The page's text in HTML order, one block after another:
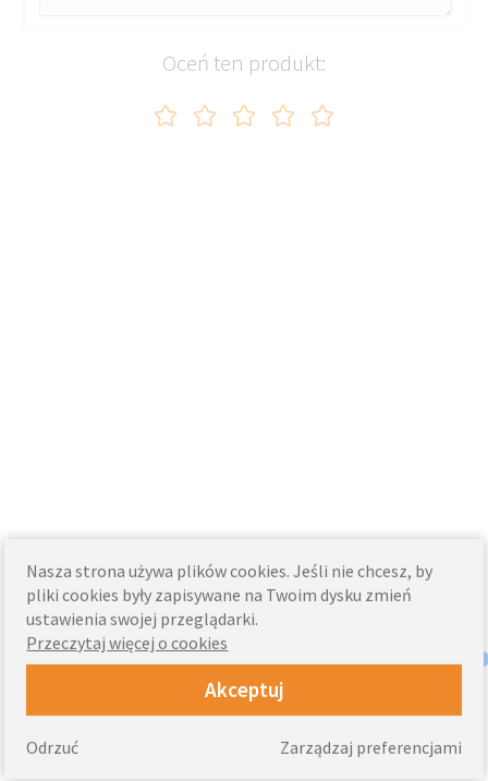
Oceń ten produkt:
Nasza strona używa plików cookies. Jeśli nie chcesz, by
pliki cookies były zapisywane na Twoim dysku zmień
ustawienia swojej przeglądarki.
Przeczytaj więcej o cookies
Akceptuj
Zarządzaj preferencjami
Odrzuć